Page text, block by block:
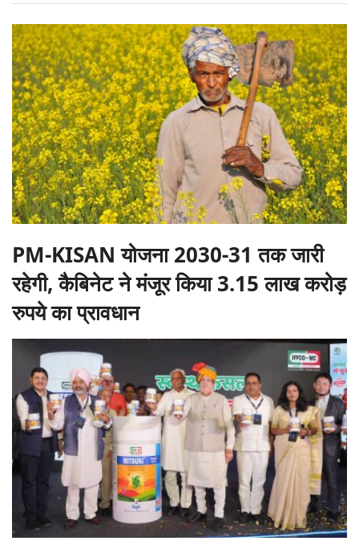
PM-KISAN योजना 2030-31 तक जारी
रहेगी, कैबिनेट ने मंजूर किया 3.15 लाख करोड़
रुपये का प्रावधान